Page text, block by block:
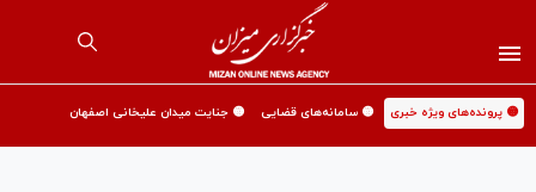
🟡 پرونده‌های ویژه خبری 🟡 سامانه‌های قضایی 🟡 جنایت میدان علیخانی اصفهان